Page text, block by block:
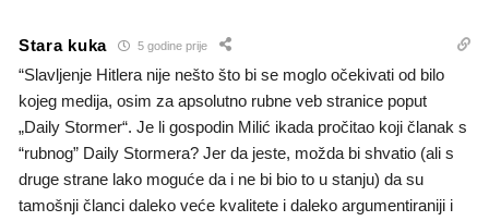
Stara kuka 5 godine prije
“Slavljenje Hitlera nije nešto što bi se moglo očekivati od bilo
kojeg medija, osim za apsolutno rubne veb stranice poput
„Daily Stormer“. Je li gospodin Milić ikada pročitao koji članak s
“rubnog” Daily Stormera? Jer da jeste, možda bi shvatio (ali s
druge strane lako moguće da i ne bi bio to u stanju) da su
tamošnji članci daleko veće kvalitete i daleko argumentiraniji i